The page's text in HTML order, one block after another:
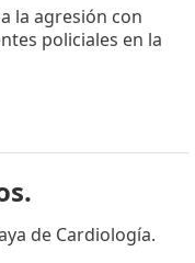
la agresión con
policiales en la
de Cardiología.